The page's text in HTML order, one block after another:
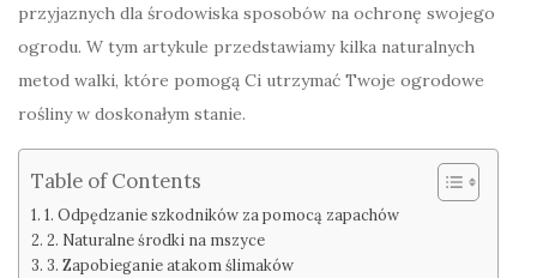
przyjaznych dla środowiska sposobów na ochronę swojego
ogrodu. W tym artykule przedstawiamy kilka naturalnych
metod walki, które pomogą Ci utrzymać Twoje ogrodowe
rośliny w doskonałym stanie.
Table of Contents
1. Odpędzanie szkodników za pomocą zapachów
2. Naturalne środki na mszyce
3. Zapobieganie atakom ślimaków